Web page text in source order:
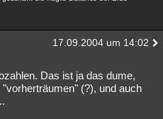
17.09.2004 um 14:02
Das ist ja das dume,
(?), und auch